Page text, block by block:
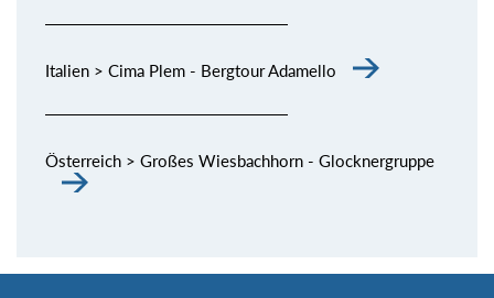
Italien > Cima Plem - Bergtour Adamello
Österreich > Großes Wiesbachhorn - Glocknergruppe